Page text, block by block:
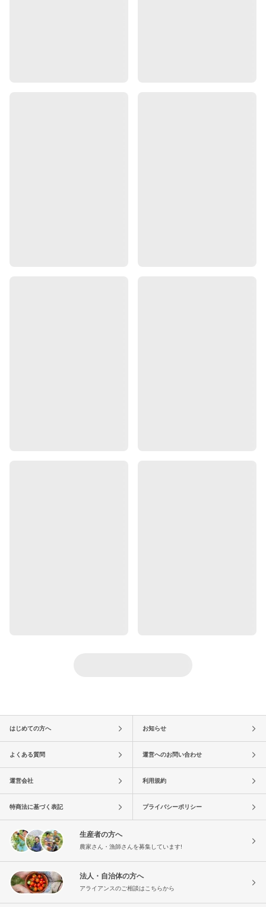
はじめての方へ お知らせ
よくある質問 運営へのお問い合わせ
運営会社 利用規約
特商法に基づく表記 プライバシーポリシー
生産者の方へ
農家さん・漁師さんを募集しています!
法人・自治体の方へ
アライアンスのご相談はこちらから